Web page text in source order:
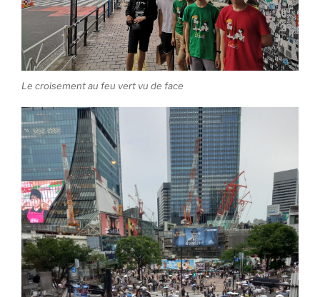
Le croisement au feu vert vu de face